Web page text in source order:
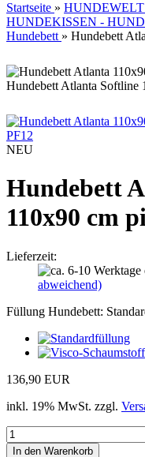
Startseite » HUNDEWELT
HUNDEKISSEN -
Hundebett » Hundebett
Hundebett Atlanta Softline
PF12
NEU
Hundebett
110x90 cm
Lieferzeit:
abweichend)
Füllung Hundebett:
136,90 EUR
inkl. 19% MwSt. zzgl.